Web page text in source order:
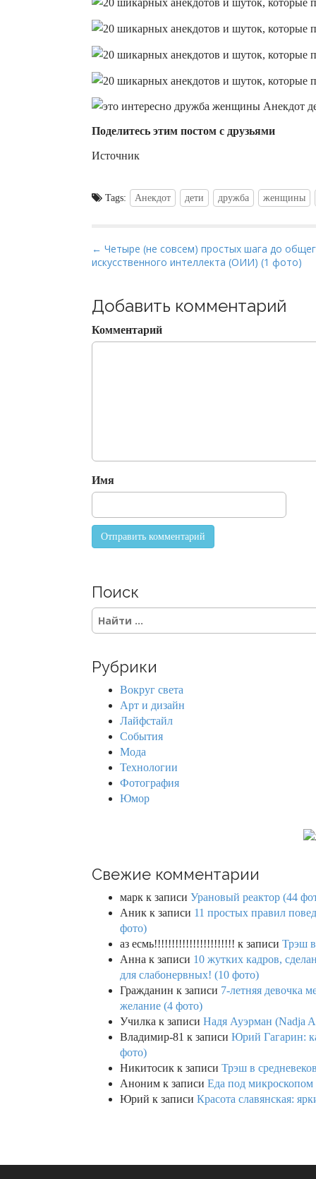
Поделитесь этим постом с друзьями
Источник
Tags: Анекдот дети дружба женщины
P
o
t
n
a
n
← Четыре (не совсем) простых шага до
искусственного интеллекта (ОИИ) (1 фото)
Добавить комментарий
Комментарий
Имя
Поиск
S
e
c
Рубрики
Вокруг света
Арт и дизайн
Лайфстайл
События
Мода
Технологии
Фотография
Юмор
Свежие комментарии
марк к записи Урановый реактор (44
Аник к записи 11 простых правил
фото)
аз есмь!!!!!!!!!!!!!!!!!!!!!!! к записи Трэш в
Анна к записи 10 жутких кадров,
для слабонервных! (10 фото)
Гражданин к записи 7-летняя девочка
желание (4 фото)
Училка к записи Надя Ауэрман (Nadja
Владимир-81 к записи Юрий Гагарин:
фото)
Никитосик к записи Трэш в
Аноним к записи Еда под микроскопом
Юрий к записи Красота славянская: